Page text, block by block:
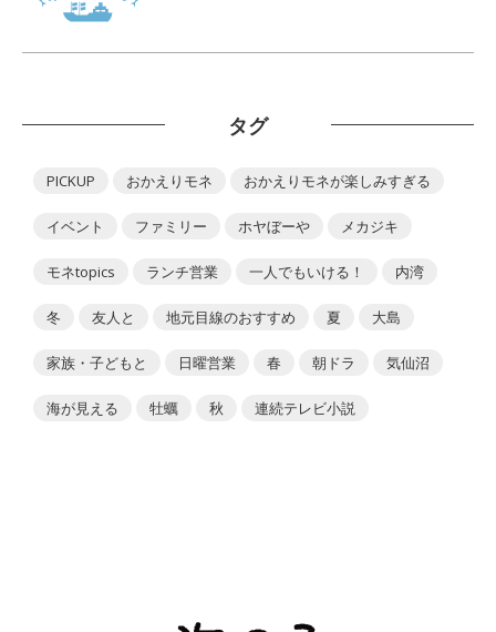
タグ
PICKUP おかえりモネ おかえりモネが楽しみすぎる
イベント ファミリー ホヤぼーや メカジキ
モネtopics ランチ営業 一人でもいける！ 内湾
冬 友人と 地元目線のおすすめ 夏 大島
家族・子どもと 日曜営業 春 朝ドラ 気仙沼
海が見える 牡蠣 秋 連続テレビ小説